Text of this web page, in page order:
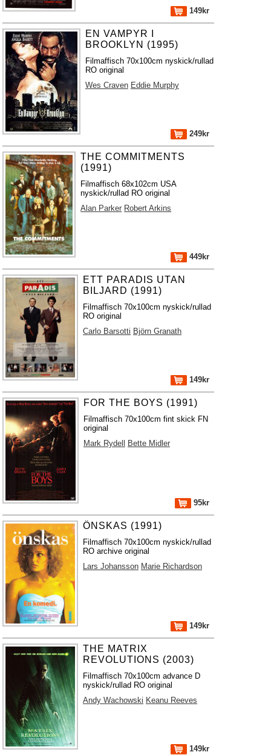
149kr
EN VAMPYR I
BROOKLYN (1995)
Filmaffisch 70x100cm nyskick/rullad
RO original
Wes Craven Eddie Murphy
249kr
THE COMMITMENTS
(1991)
Filmaffisch 68x102cm USA
nyskick/rullad RO original
Alan Parker Robert Arkins
449kr
ETT PARADIS UTAN
BILJARD (1991)
Filmaffisch 70x100cm nyskick/rullad
RO original
Carlo Barsotti Björn Granath
149kr
FOR THE BOYS (1991)
Filmaffisch 70x100cm fint skick FN
original
Mark Rydell
Bette Midler
95kr
ÖNSKAS (1991)
Filmaffisch 70x100cm nyskick/rullad
RO archive original
Lars Johansson Marie Richardson
149kr
THE MATRIX
REVOLUTIONS (2003)
Filmaffisch 70x100cm advance D
nyskick/rullad RO original
Andy Wachowski Keanu Reeves
149kr